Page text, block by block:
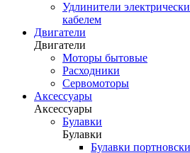
Удлинители
кабелем
Двигатели
Двигатели
Моторы бытовые
Расходники
Сервомоторы
Аксессуары
Аксессуары
Булавки
Булавки
Булавки